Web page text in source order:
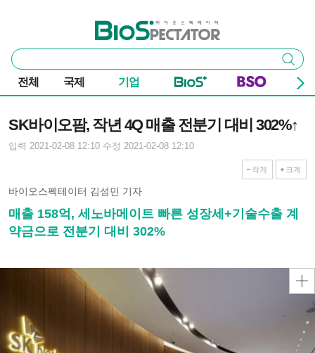
바이오스펙테이터
통
합
검
색
검색
전체 국제 기업
SK바이오팜, 작년 4Q 매출 전분기 대비 302%↑
입력 2021-02-08 12:10 수정 2021-02-08 12:10
작게 크게
바이오스펙테이터 김성민 기자
매출 158억, 세노바메이트 빠른 성장세+기술수출 계
약금으로 전분기 대비 302%